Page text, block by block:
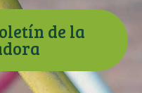
de la